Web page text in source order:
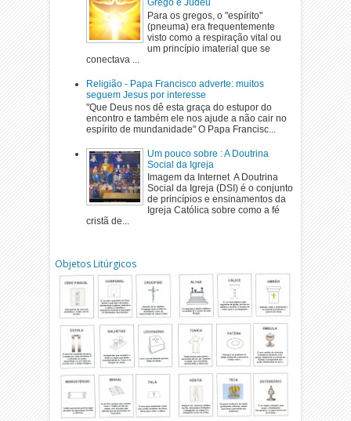
Grego e Judeu
Para os gregos, o "espírito"
(pneuma) era frequentemente
visto como a respiração vital ou
um princípio imaterial que se
conectava ...
Religião - Papa Francisco adverte: muitos
seguem Jesus por interesse
"Que Deus nos dê esta graça do estupor do
encontro e também ele nos ajude a não cair no
espírito de mundanidade" O Papa Francisc...
Um pouco sobre : A Doutrina
Social da Igreja
Imagem da Internet A Doutrina
Social da Igreja (DSI) é o conjunto
de princípios e ensinamentos da
Igreja Católica sobre como a fé
cristã de...
Objetos Litúrgicos